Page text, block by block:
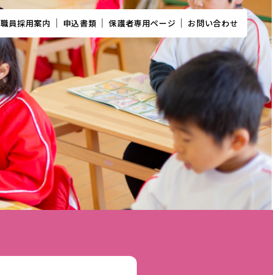
職員採用案内 申込書類 保護者専用ページ お問い合わせ